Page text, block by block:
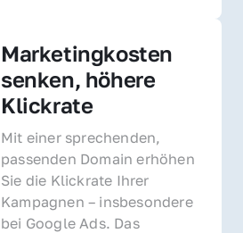
Marketingkosten
senken, höhere
Klickrate
Mit einer sprechenden,
passenden Domain erhöhen
Sie die Klickrate Ihrer
Kampagnen – insbesondere
bei Google Ads. Das